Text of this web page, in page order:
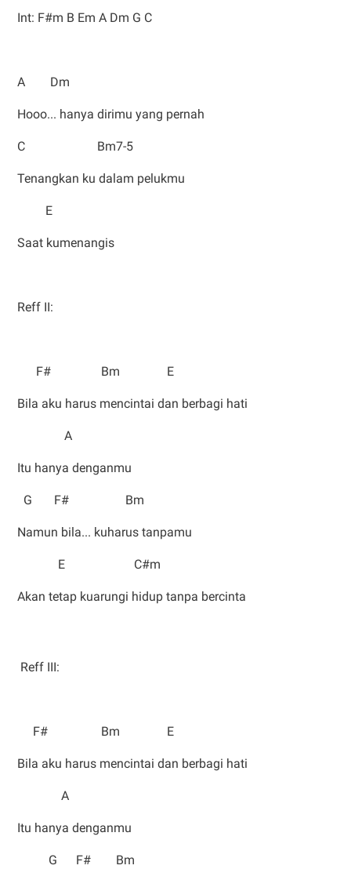
Int: F#m B Em A Dm G C
A Dm
Hooo... hanya dirimu yang pernah
C Bm7-5
Tenangkan ku dalam pelukmu
E
Saat kumenangis
Reff II:
F# Bm E
Bila aku harus mencintai dan berbagi hati
A
Itu hanya denganmu
G F# Bm
Namun bila... kuharus tanpamu
E C#m
Akan tetap kuarungi hidup tanpa bercinta
Reff III:
F# Bm E
Bila aku harus mencintai dan berbagi hati
A
Itu hanya denganmu
G F# Bm